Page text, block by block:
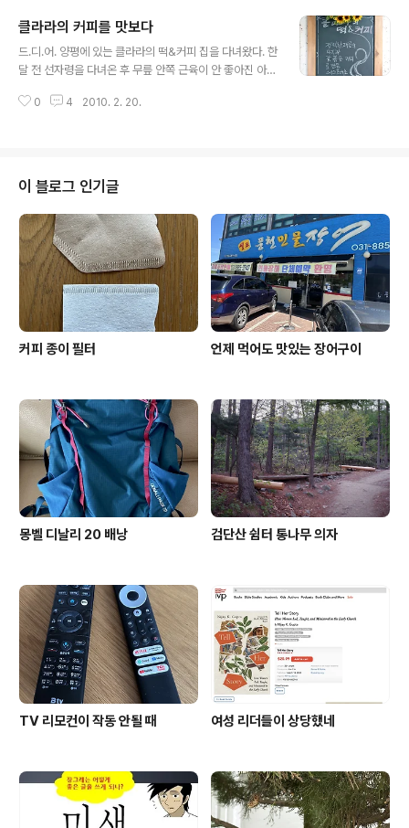
기지 않은 비행기를 구경하는 일은 언제나 신나는 일이다.
아무 산 꼭대기에서나 다 비행기를 볼 수 있는 건 아니고,
산 위에 머물 때 마침 비행기가 보여야 하기 때문이다. 날이
은 비행기가 아주 작게 잡혔고, 화창했던 화요일 사진은 산
클라라의 커피를 맛보다
드.디.어. 양평에 있는 클라라의 떡&커피 집을 다녀왔다. 한
달 전 선자령을 다녀온 후 무릎 안쪽 근육이 안 좋아진 아내
너 있는 예봉산 중턱 전망대까지 오른 후 하산해 바로 양수
후 4시를 넘겨 찾아가서인지, 떡은 이미 다 팔리고 없었고,
클라라 님도 마침 두물머리에서 열리는 4대강 삽질 반대
미사에 참석해 만날 수는 없었지만, 가게 구석구석에서 안
주인의 부재를 별로 의식할 수 없을 정도로 단아한 느낌을
전달 받는다. 가게 이름과 벽에 걸린 작은 십자가는 이 집이
천주를 섬기는 집임..
0 4 2010. 2. 20.
이 블로그 인기글
커피 종이 필터 언제 먹어도 맛있는 장어구이
몽벨 디날리 20 배낭 검단산 쉼터 통나무 의자
TV 리모컨이 작동 안될 때 여성 리더들이 상당했네